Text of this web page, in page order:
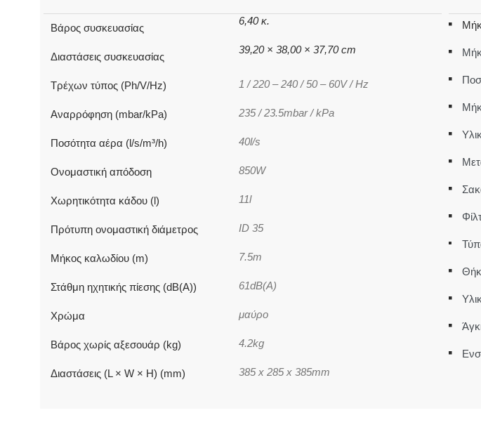
Βάρος συσκευασίας
6,40 κ.
Διαστάσεις συσκευασίας
39,20 × 38,00 × 37,70 cm
Τρέχων τύπος (Ph/V/Hz) 1 / 220 – 240 / 50 – 60V / Hz
Αναρρόφηση (mbar/kPa) 235 / 23.5mbar / kPa
Ποσότητα αέρα (l/s/m³/h) 40l/s
Ονομαστική απόδοση 850W
Χωρητικότητα κάδου (l) 11l
Πρότυπη ονομαστική διάμετρος ID 35
Μήκος καλωδίου (m) 7.5m
Στάθμη ηχητικής πίεσης (dB(A)) 61dB(A)
Χρώμα μαύρο
Βάρος χωρίς αξεσουάρ (kg) 4.2kg
Διαστάσεις (L × W × H) (mm) 385 x 285 x 385mm